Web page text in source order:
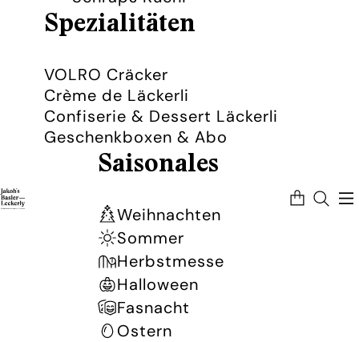
Spezialitäten
VOLRO Cräcker
Crème de Läckerli
Confiserie & Dessert Läckerli
Geschenkboxen & Abo
Saisonales
Weihnachten
Sommer
Herbstmesse
Halloween
Fasnacht
Ostern
Artikel
im
Warenkorb